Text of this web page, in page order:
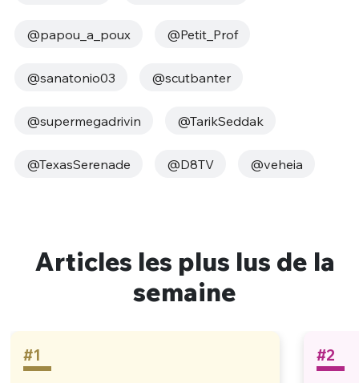
@papou_a_poux @Petit_Prof
@sanatonio03 @scutbanter
@supermegadrivin @TarikSeddak
@TexasSerenade @D8TV @veheia
Articles les plus lus de la
semaine
#1 #2